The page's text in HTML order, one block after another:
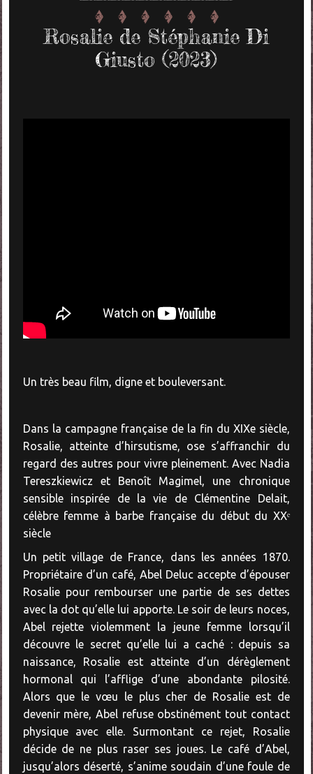
Rosalie de Stéphanie Di
Giusto (2023)
Un très beau film, digne et bouleversant.
Dans la campagne française de la fin du XIXe siècle,
Rosalie, atteinte d’hirsutisme, ose s’affranchir du
regard des autres pour vivre pleinement. Avec Nadia
Tereszkiewicz et Benoît Magimel, une chronique
sensible inspirée de la vie de Clémentine Delait,
célèbre femme à barbe française du début du XXᵉ
siècle
Un petit village de France, dans les années 1870.
Propriétaire d’un café, Abel Deluc accepte d’épouser
Rosalie pour rembourser une partie de ses dettes
avec la dot qu’elle lui apporte. Le soir de leurs noces,
Abel rejette violemment la jeune femme lorsqu’il
découvre le secret qu’elle lui a caché : depuis sa
naissance, Rosalie est atteinte d’un dérèglement
hormonal qui l’afflige d’une abondante pilosité.
Alors que le vœu le plus cher de Rosalie est de
devenir mère, Abel refuse obstinément tout contact
physique avec elle. Surmontant ce rejet, Rosalie
décide de ne plus raser ses joues. Le café d’Abel,
jusqu’alors déserté, s’anime soudain d’une foule de